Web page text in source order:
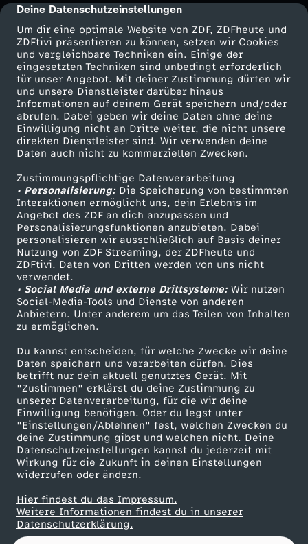
cmp-dialog-description
Deine Datenschutzeinstellungen
Um dir eine optimale Website von ZDF, ZDFheute und
ZDFtivi präsentieren zu können, setzen wir Cookies
und vergleichbare Techniken ein. Einige der
eingesetzten Techniken sind unbedingt erforderlich
für unser Angebot. Mit deiner Zustimmung dürfen wir
und unsere Dienstleister darüber hinaus
Informationen auf deinem Gerät speichern und/oder
abrufen. Dabei geben wir deine Daten ohne deine
Einwilligung nicht an Dritte weiter, die nicht unsere
direkten Dienstleister sind. Wir verwenden deine
Daten auch nicht zu kommerziellen Zwecken.
Zustimmungspflichtige Datenverarbeitung
• Personalisierung:Die Speicherung von bestimmten
Interaktionen ermöglicht uns, dein Erlebnis im
Angebot des ZDF an dich anzupassen und
Personalisierungsfunktionen anzubieten. Dabei
personalisieren wir ausschließlich auf Basis deiner
Nutzung von ZDF Streaming, der ZDFheute und
ZDFtivi. Daten von Dritten werden von uns nicht
verwendet.
• Social Media und externe Drittsysteme:Wir nutzen
Social-Media-Tools und Dienste von anderen
Anbietern. Unter anderem um das Teilen von Inhalten
zu ermöglichen.
Du kannst entscheiden, für welche Zwecke wir deine
Daten speichern und verarbeiten dürfen. Dies
betrifft nur dein aktuell genutztes Gerät. Mit
"Zustimmen" erklärst du deine Zustimmung zu
unserer Datenverarbeitung, für die wir deine
Einwilligung benötigen. Oder du legst unter
"Einstellungen/Ablehnen" fest, welchen Zwecken du
deine Zustimmung gibst und welchen nicht. Deine
Datenschutzeinstellungen kannst du jederzeit mit
Wirkung für die Zukunft in deinen Einstellungen
widerrufen oder ändern.
Hier findest du das Impressum.
Weitere Informationen findest du in unserer
Datenschutzerklärung.
A
n
g
r
i
f
f
s
p
a
u
s
e
Mehr ZDF
ZDF-Apps
Smart TV
ZDFtext
Livestreams
Sendungen A-Z
TV-Programm
Service
ZDFmitreden
Kontakt zum ZDF
Tickets
Zuschauerservice
Hilfe
ZDF Unternehmen
Karriere
ZDF goes Schule
Werbefernsehen
Mainzelmännchen
Partner